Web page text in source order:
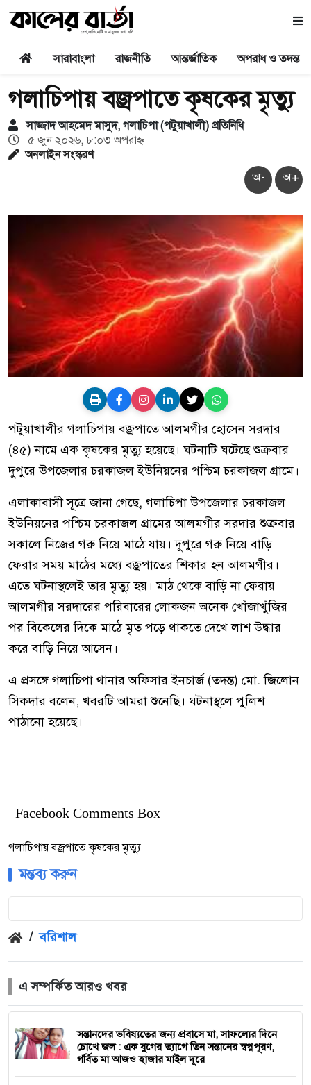
সারাবাংলা রাজনীতি আন্তর্জাতিক অপরাধ ও তদন্ত
/ বরিশাল
এ সম্পর্কিত আরও খবর
সন্তানদের ভবিষ্যতের জন্য প্রবাসে মা, সাফল্যের দিনে
চোখে জল : এক যুগের ত্যাগে তিন সন্তানের স্বপ্নপূরণ,
গর্বিত মা আজও হাজার মাইল দূরে
গলাচিপায় বজ্রপাতে কৃষকের মৃত্যু
সাজ্জাদ আহমেদ মাসুদ, গলাচিপা (পটুয়াখালী) প্রতিনিধি
৫ জুন ২০২৬, ৮:০৩ অপরাহ্ণ
অনলাইন সংস্করণ
অ- অ+
পটুয়াখালীর গলাচিপায় বজ্রপাতে আলমগীর হোসেন সরদার
(৪৫) নামে এক কৃষকের মৃত্যু হয়েছে। ঘটনাটি ঘটেছে শুক্রবার
দুপুরে উপজেলার চরকাজল ইউনিয়নের পশ্চিম চরকাজল গ্রামে।
এলাকাবাসী সূত্রে জানা গেছে, গলাচিপা উপজেলার চরকাজল
ইউনিয়নের পশ্চিম চরকাজল গ্রামের আলমগীর সরদার শুক্রবার
সকালে নিজের গরু নিয়ে মাঠে যায়। দুপুরে গরু নিয়ে বাড়ি
ফেরার সময় মাঠের মধ্যে বজ্রপাতের শিকার হন আলমগীর।
এতে ঘটনাস্থলেই তার মৃত্যু হয়। মাঠ থেকে বাড়ি না ফেরায়
আলমগীর সরদারের পরিবারের লোকজন অনেক খোঁজাখুঁজির
পর বিকেলের দিকে মাঠে মৃত পড়ে থাকতে দেখে লাশ উদ্ধার
করে বাড়ি নিয়ে আসেন।
এ প্রসঙ্গে গলাচিপা থানার অফিসার ইনচার্জ (তদন্ত) মো. জিলোন
সিকদার বলেন, খবরটি আমরা শুনেছি। ঘটনাস্থলে পুলিশ
পাঠানো হয়েছে।
Facebook Comments Box
গলাচিপায় বজ্রপাতে কৃষকের মৃত্যু
মন্তব্য করুন